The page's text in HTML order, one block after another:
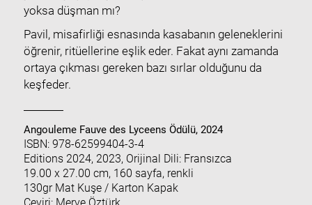
yoksa düşman mı?
Pavil, misafirliği esnasında kasabanın geleneklerini
öğrenir, ritüellerine eşlik eder. Fakat aynı zamanda
ortaya çıkması gereken bazı sırlar olduğunu da
keşfeder.
Angouleme Fauve des Lyceens Ödülü, 2024
ISBN: 978-62599404-3-4
Editions 2024, 2023, Orijinal Dili: Fransızca
19.00 x 27.00 cm, 160 sayfa, renkli
130gr Mat Kuşe / Karton Kapak